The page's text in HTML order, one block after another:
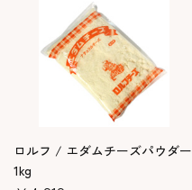
ロルフ / エダムチーズパウダー
1kg